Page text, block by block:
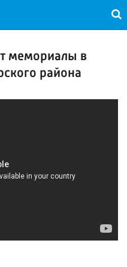
мемориалы в
района